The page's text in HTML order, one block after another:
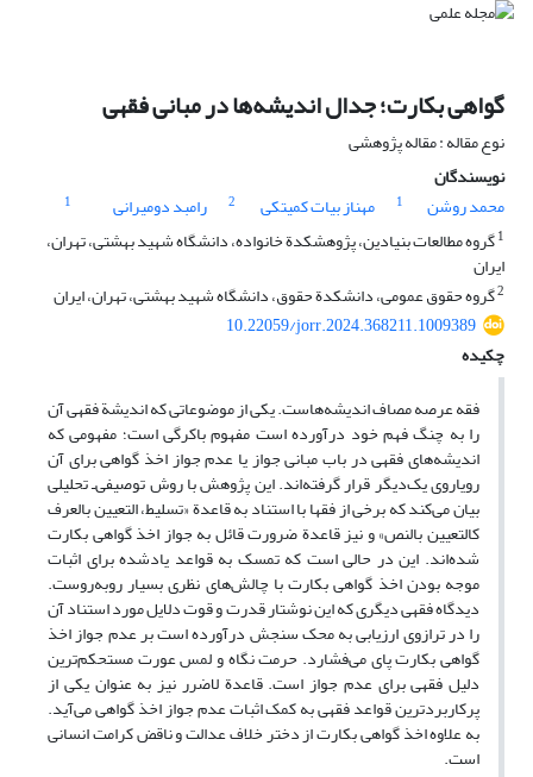
گواهی بکارت؛ جدال اندیشه‌ها در مبانی فقهی
نوع مقاله : مقاله پژوهشی
نویسندگان
محمد روشن
1 مهناز بیات‌ کمیتکی 2 رامبد دومیرانی
1
1گروه مطالعات بنیادین، پژوهشکدة خانواده، دانشگاه شهید بهشتی، تهران،
ایران
2گروه حقوق عمومی، دانشکدة حقوق، دانشگاه شهید بهشتی، تهران، ایران
10.22059/jorr.2024.368211.1009389
چکیده
فقه عرصه مصاف اندیشه‌هاست. یکی از موضوعاتی که اندیشة فقهی آن
را به چنگ فهم خود درآورده است مفهوم باکرگی است؛ مفهومی که
اندیشه‌های فقهی در باب مبانی جواز یا عدم جواز اخذ گواهی برای آن
رویاروی یک‌دیگر قرار گرفته‌اند. این پژوهش با روش توصیفی‌ـ تحلیلی
بیان می‌کند که برخی از فقها با استناد به قاعدة «تسلیط، التعیین بالعرف
کالتعیین بالنص» و نیز قاعدة ضرورت قائل به جواز اخذ گواهی بکارت
شده‌اند. این در حالی است که تمسک به قواعد یادشده برای اثبات
موجه ‌بودن اخذ گواهی بکارت با چالش‌های نظری بسیار روبه‌روست.
دیدگاه فقهی دیگری که این نوشتار قدرت و قوت دلایل مورد استناد آن
را در ترازوی ارزیابی به محک سنجش درآورده است بر عدم جواز اخذ
گواهی بکارت پای می‌فشارد. حرمت نگاه و لمس عورت مستحکم‌ترین
دلیل فقهی برای عدم جواز است. قاعدة لاضرر نیز به عنوان یکی از
پرکاربردترین قواعد فقهی به کمک اثبات عدم جواز اخذ گواهی می‌آید.
به علاوه اخذ گواهی بکارت از دختر خلاف عدالت و ناقض کرامت انسانی
است.